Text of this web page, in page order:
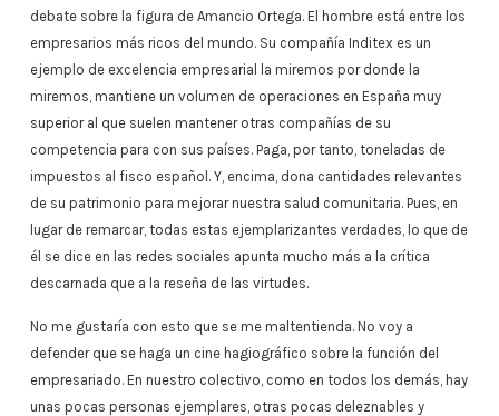
debate sobre la figura de Amancio Ortega. El hombre está entre los
empresarios más ricos del mundo. Su compañía Inditex es un
ejemplo de excelencia empresarial la miremos por donde la
miremos, mantiene un volumen de operaciones en España muy
superior al que suelen mantener otras compañías de su
competencia para con sus países. Paga, por tanto, toneladas de
impuestos al fisco español. Y, encima, dona cantidades relevantes
de su patrimonio para mejorar nuestra salud comunitaria. Pues, en
lugar de remarcar, todas estas ejemplarizantes verdades, lo que de
él se dice en las redes sociales apunta mucho más a la crítica
descarnada que a la reseña de las virtudes.
No me gustaría con esto que se me maltentienda. No voy a
defender que se haga un cine hagiográfico sobre la función del
empresariado. En nuestro colectivo, como en todos los demás, hay
unas pocas personas ejemplares, otras pocas deleznables y